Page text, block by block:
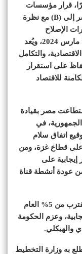
قرار مؤسسات
التصنيف الائتماني الكبرى برفع تصنيف مصر إلى (B) مع نظرة
الإصلاح
الاقتصادي والهيكلي التي نفذتها الدولة منذ مارس 2024، ويُعد
والتكامل
على استقرار
للاقتصاد
مصر بقيادة
في
اتفاق سلام
قطاع غزة، ومن
على
من عودة أنشطة قناة
وتوقّعت أن يُحقق الاقتصاد المصري نموًا يقترب من 5% العام
وعزم الحكومة
والهيكلي.
به وزارة التخطيط